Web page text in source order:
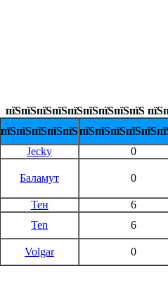
пїЅпїЅпїЅпїЅпїЅпїЅпїЅпїЅпїЅ
пїЅпїЅпїЅпїЅпїЅ
Jecky
0
Баламут 0
Тен
6
Ten
6
Volgar 0